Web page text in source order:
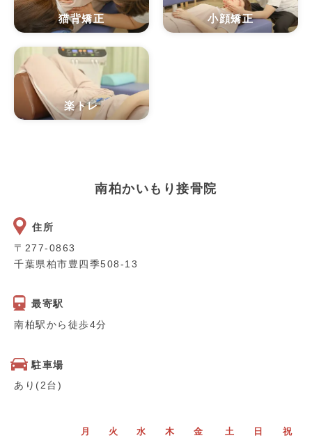
猫背矯正 小顔矯正
楽トレ
南柏かいもり接骨院
住所
〒277-0863
千葉県柏市豊四季508-13
最寄駅
南柏駅から徒歩4分
駐車場
あり(2台)
月 火 水 木 金 土 日 祝